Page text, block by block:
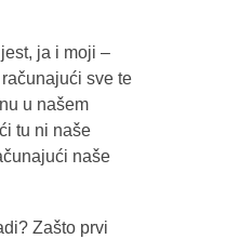
ja i moji –
sve te
u našem
tu ni naše
naše
Zašto prvi